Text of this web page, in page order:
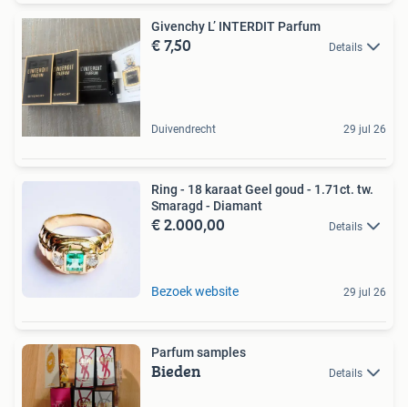
Givenchy L’ INTERDIT Parfum
€ 7,50 Details
Duivendrecht 29 jul 26
Ring - 18 karaat Geel goud - 1.71ct. tw.
Smaragd - Diamant
€ 2.000,00 Details
Bezoek website 29 jul 26
Parfum samples
Bieden Details